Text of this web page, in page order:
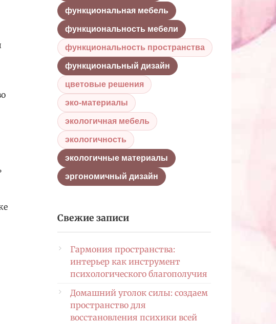
функциональная мебель
функциональность мебели
функциональность пространства
функциональный дизайн
цветовые решения
эко-материалы
экологичная мебель
экологичность
экологичные материалы
эргономичный дизайн
Свежие записи
Гармония пространства:
интерьер как инструмент
психологического благополучия
Домашний уголок силы: создаем
пространство для
восстановления психики всей